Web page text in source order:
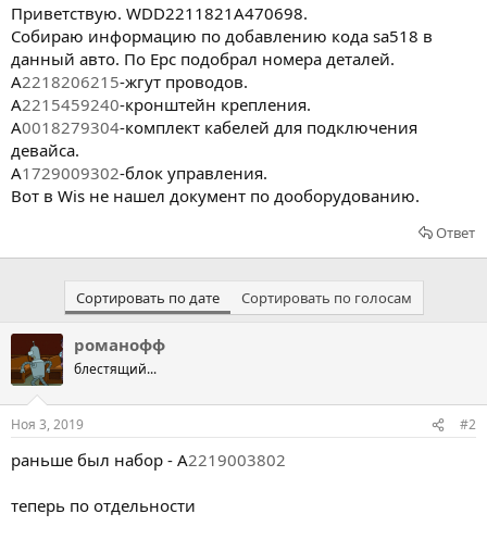
Приветствую. WDD2211821A470698.
Собираю информацию по добавлению кода sa518 в
данный авто. По Epc подобрал номера деталей.
A2218206215-жгут проводов.
A2215459240-кронштейн крепления.
A0018279304-комплект кабелей для подключения
девайса.
A1729009302-блок управления.
Вот в Wis не нашел документ по дооборудованию.
Ответ
Сортировать по дате Сортировать по голосам
романофф
блестящий...
Ноя 3, 2019 #2
раньше был набор - A2219003802
теперь по отдельности